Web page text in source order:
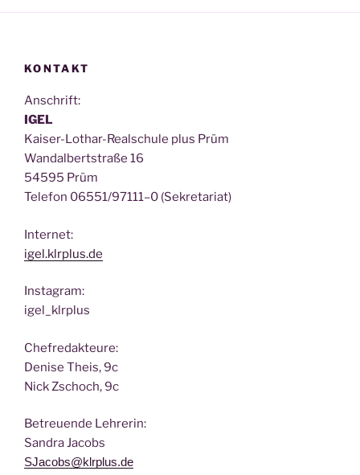
KONTAKT
Anschrift:
IGEL
Kai­ser-Lothar-Real­schu­le plus Prüm
Wan­dal­bert­stra­ße 16
54595 Prüm
Tele­fon 06551/97111–0 (Sekre­ta­ri­at)
Inter­net:
igel.klrplus.de
Insta­gram:
igel_klrplus
Chef­re­dak­teu­re:
Deni­se Theis, 9c
Nick Zscho­ch, 9c
Betreu­en­de Lehrerin:
San­dra Jacobs
SJacobs@klrplus.de